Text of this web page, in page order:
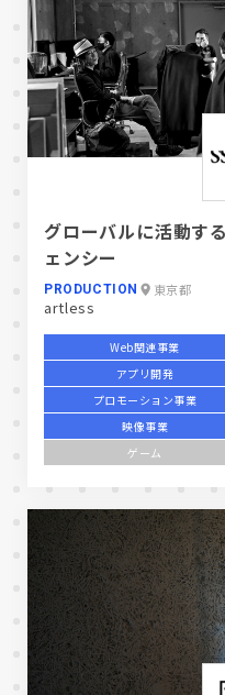
グローバルに活動す
ェンシー
PRODUCTION 東京都
artless
Web関連事業
アプリ開発
プロモーション事業
映像事業
ゲーム